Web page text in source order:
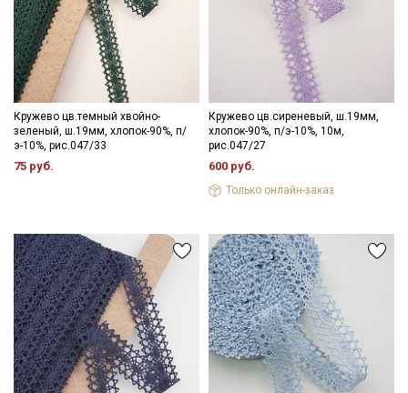
Кружево цв.темный хвойно-
зеленый, ш.19мм, хлопок-90%, п/
э-10%, рис.047/33
75 руб.
Кружево цв.сиреневый, ш.19мм,
хлопок-90%, п/э-10%, 10м,
рис.047/27
600 руб.
Только онлайн-заказ
Секретная рассылка от Купава
Мы публикуем здесь дополнительные
промокоды и скидки до 30% на узкие
категории тканей
Подписаться
Ознакомлен(а) сПолитикой обработки персональных
данныхи даюСогласие на обработку персональных
данных